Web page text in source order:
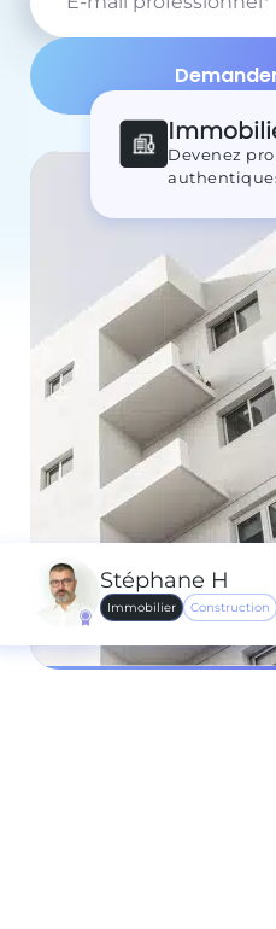
Devenez
Stéphane H
Immobilier Construction